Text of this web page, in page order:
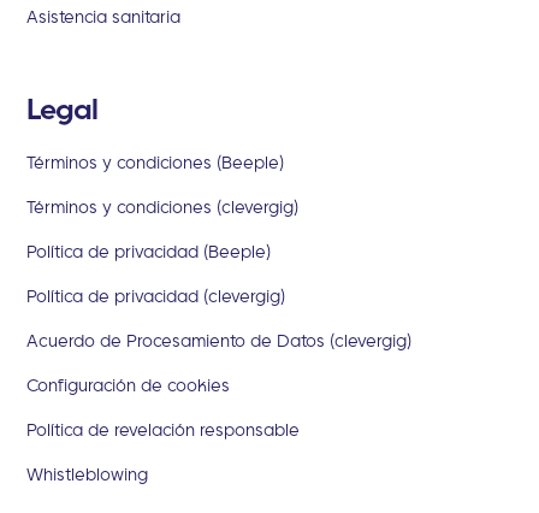
Asistencia sanitaria
Legal
Términos y condiciones (Beeple)
Términos y condiciones (clevergig)
Política de privacidad (Beeple)
Política de privacidad (clevergig)
Acuerdo de Procesamiento de Datos (clevergig)
Configuración de cookies
Política de revelación responsable
Whistleblowing